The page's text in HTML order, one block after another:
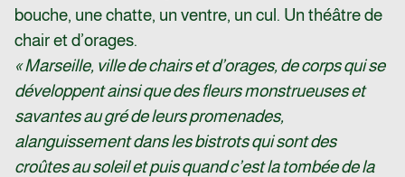
bouche, une chatte, un ventre, un cul. Un théâtre de
chair et d’orages.
« Marseille, ville de chairs et d’orages, de corps qui se
développent ainsi que des fleurs monstrueuses et
savantes au gré de leurs promenades,
alanguissement dans les bistrots qui sont des
croûtes au soleil et puis quand c’est la tombée de la